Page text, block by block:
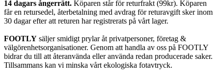
14 dagars ångerrätt. Köparen står för returfrakt (99kr). Köparen
får en retursedel, återbetalning med avdrag för returavgift sker inom
30 dagar efter att returen har registrerats på vårt lager.
FOOTLY säljer smidigt prylar åt privatpersoner, företag &
välgörenhetsorganisationer. Genom att handla av oss på FOOTLY
bidrar du till att återanvända eller använda redan producerade saker.
Tillsammans kan vi minska vårt ekologiska fotavtryck.